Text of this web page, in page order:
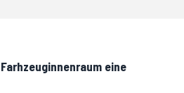
eine